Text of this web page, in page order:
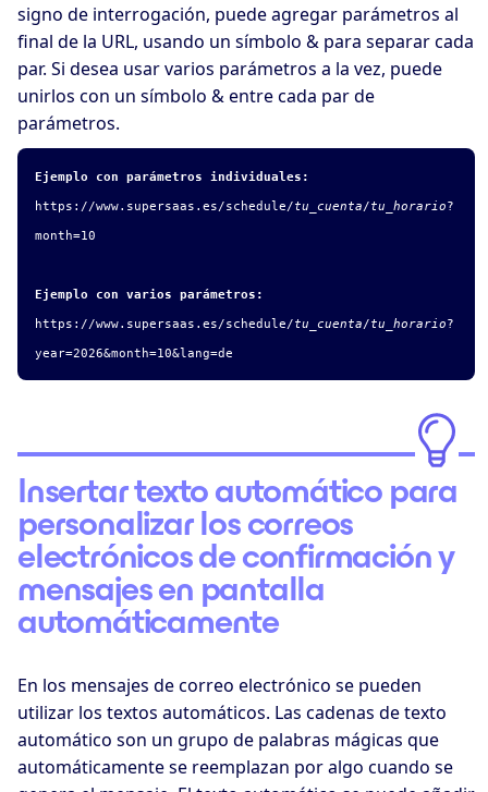
signo de interrogación, puede agregar parámetros al
final de la URL, usando un símbolo & para separar cada
par. Si desea usar varios parámetros a la vez, puede
unirlos con un símbolo & entre cada par de
parámetros.
Ejemplo con parámetros individuales:
https://www.supersaas.es/schedule/tu_cuenta/tu_horario?
month=10
Ejemplo con varios parámetros:
https://www.supersaas.es/schedule/tu_cuenta/tu_horario?
year=2026&month=10&lang=de
Insertar texto automático para
personalizar los correos
electrónicos de confirmación y
mensajes en pantalla
automáticamente
En los mensajes de correo electrónico se pueden
utilizar los textos automáticos. Las cadenas de texto
automático son un grupo de palabras mágicas que
automáticamente se reemplazan por algo cuando se